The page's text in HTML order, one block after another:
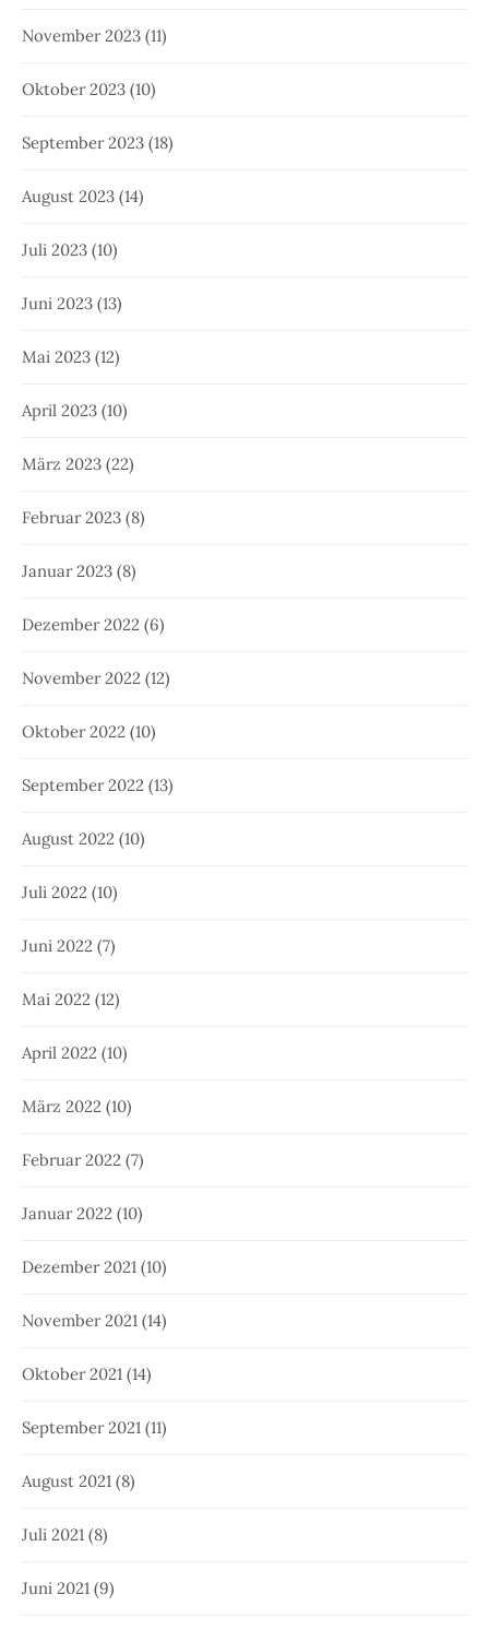
November 2023 (11)
Oktober 2023 (10)
September 2023 (18)
August 2023 (14)
Juli 2023 (10)
Juni 2023 (13)
Mai 2023 (12)
April 2023 (10)
März 2023 (22)
Februar 2023 (8)
Januar 2023 (8)
Dezember 2022 (6)
November 2022 (12)
Oktober 2022 (10)
September 2022 (13)
August 2022 (10)
Juli 2022 (10)
Juni 2022 (7)
Mai 2022 (12)
April 2022 (10)
März 2022 (10)
Februar 2022 (7)
Januar 2022 (10)
Dezember 2021 (10)
November 2021 (14)
Oktober 2021 (14)
September 2021 (11)
August 2021 (8)
Juli 2021 (8)
Juni 2021 (9)